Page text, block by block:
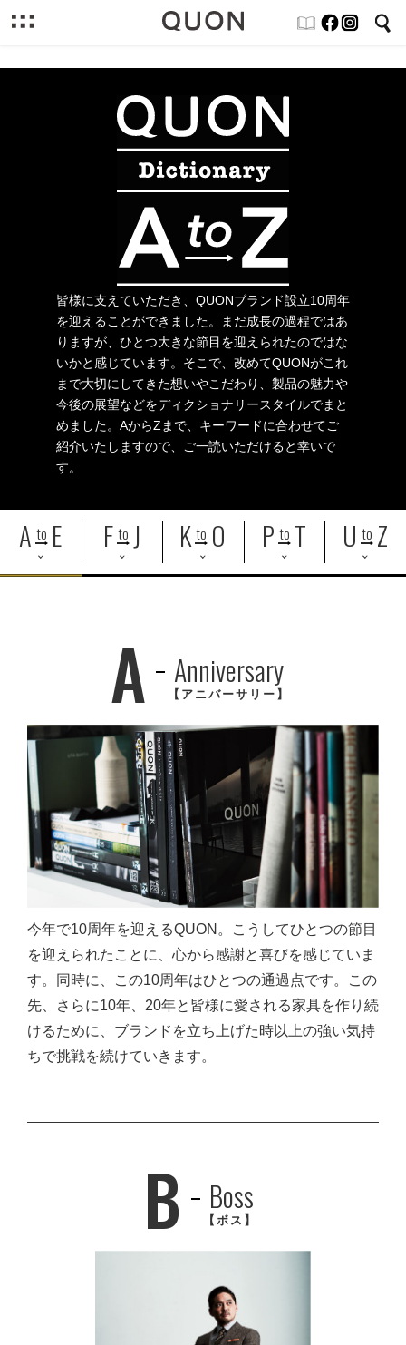
皆様に支えていただき、QUONブランド設立10周年
を迎えることができました。まだ成長の過程ではあ
りますが、ひとつ大きな節目を迎えられたのではな
いかと感じています。そこで、改めてQUONがこれ
まで大切にしてきた想いやこだわり、製品の魅力や
今後の展望などをディクショナリースタイルでまと
めました。AからZまで、キーワードに合わせてご
紹介いたしますので、ご一読いただけると幸いで
す。
A to E F to J K to O P to T U to Z
A Anniversary
【アニバーサリー】
今年で10周年を迎えるQUON。こうしてひとつの節目
を迎えられたことに、心から感謝と喜びを感じていま
す。同時に、この10周年はひとつの通過点です。この
先、さらに10年、20年と皆様に愛される家具を作り続
けるために、ブランドを立ち上げた時以上の強い気持
ちで挑戦を続けていきます。
B Boss
【ボス】